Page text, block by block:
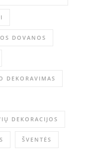
DOVANOS
DEKORAVIMAS
DEKORACIJOS
ŠVENTĖS